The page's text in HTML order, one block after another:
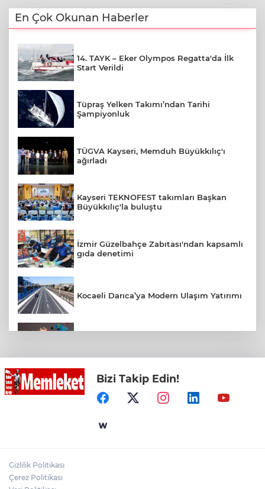
En Çok Okunan Haberler
14. TAYK – Eker Olympos Regatta'da İlk
Start Verildi
Tüpraş Yelken Takımı’ndan Tarihi
Şampiyonluk
TÜGVA Kayseri, Memduh Büyükkılıç'ı
ağırladı
Kayseri TEKNOFEST takımları Başkan
Büyükkılıç'la buluştu
İzmir Güzelbahçe Zabıtası'ndan kapsamlı
gıda denetimi
Kocaeli Darıca’ya Modern Ulaşım Yatırımı
Bursa’da TEKNOSAB KOBİ OSB tanıtıldı...
Bursa’nın kalkınma yolculuğunda yeni
dönem
Bizi Takip Edin!
Gizlilik Politikası
Çerez Politikası